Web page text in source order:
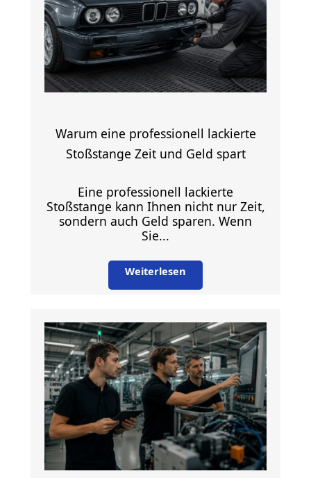
Warum eine professionell lackierte
Stoßstange Zeit und Geld spart
Eine professionell lackierte
Stoßstange kann Ihnen nicht nur Zeit,
sondern auch Geld sparen. Wenn
Sie...
Weiterlesen